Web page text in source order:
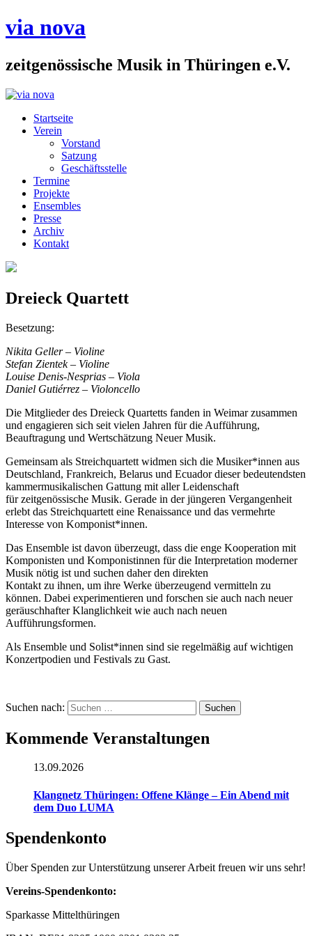
via nova
zeitgenössische Musik in Thüringen e.V.
Startseite
Verein
Vorstand
Satzung
Geschäftsstelle
Termine
Projekte
Ensembles
Presse
Archiv
Kontakt
Dreieck Quartett
Besetzung:
Nikita Geller – Violine
Stefan Zientek – Violine
Louise Denis-Nesprias – Viola
Daniel Gutiérrez – Violoncello
Die Mitglieder des Dreieck Quartetts fanden in Weimar zusammen
und engagieren sich seit vielen Jahren für die Aufführung,
Beauftragung und Wertschätzung Neuer Musik.
Gemeinsam als Streichquartett widmen sich die Musiker*innen aus
Deutschland, Frankreich, Belarus und Ecuador dieser bedeutendsten
kammermusikalischen Gattung mit aller Leidenschaft
für zeitgenössische Musik. Gerade in der jüngeren Vergangenheit
erlebt das Streichquartett eine Renaissance und das vermehrte
Interesse von Komponist*innen.
Das Ensemble ist davon überzeugt, dass die enge Kooperation mit
Komponisten und Komponistinnen für die Interpretation moderner
Musik nötig ist und suchen daher den direkten
Kontakt zu ihnen, um ihre Werke überzeugend vermitteln zu
können. Dabei experimentieren und forschen sie auch nach neuer
geräuschhafter Klanglichkeit wie auch nach neuen
Aufführungsformen.
Als Ensemble und Solist*innen sind sie regelmäßig auf wichtigen
Konzertpodien und Festivals zu Gast.
Suchen nach:
Kommende Veranstaltungen
13.09.2026
Klangnetz Thüringen: Offene Klänge – Ein Abend mit
dem Duo LUMA
Spendenkonto
Über Spenden zur Unterstützung unserer Arbeit freuen wir uns sehr!
Vereins-Spendenkonto:
Sparkasse Mittelthüringen